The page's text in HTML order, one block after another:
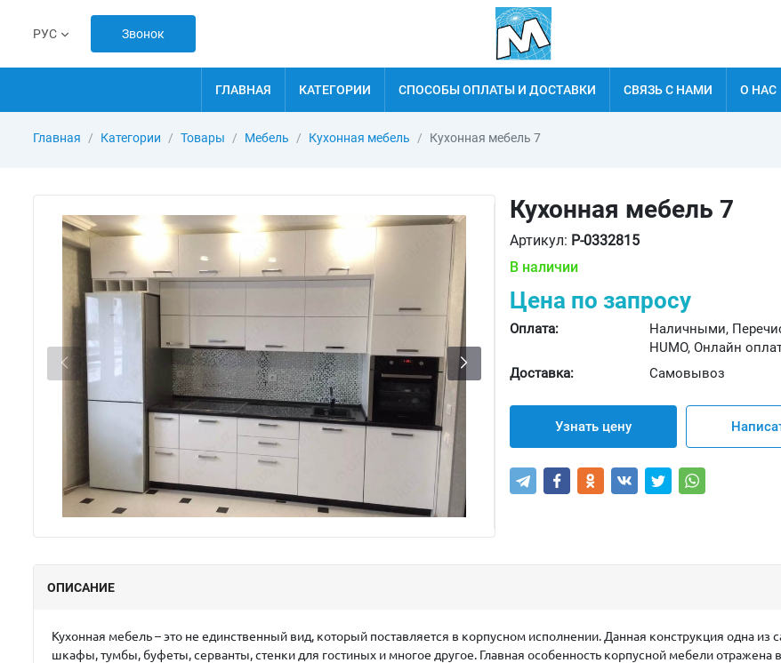
РУС Звонок
ГЛАВНАЯ КАТЕГОРИИ СПОСОБЫ ОПЛАТЫ И ДОСТАВКИ СВЯЗЬ С НАМИ О НАС
Главная Категории Товары Мебель Кухонная мебель Кухонная мебель 7
Кухонная мебель 7
Артикул: P-0332815
В наличии
Цена по запросу
Оплата:
Наличными,
HUMO, Онлайн
Доставка:
Самовывоз
Узнать цену
ОПИСАНИЕ
Кухонная мебель – это не единственный вид, который поставляется в корпусном исполнении. Данная конструкция одна из
шкафы, тумбы, буфеты, серванты, стенки для гостиных и многое другое. Главная особенность корпусной мебели